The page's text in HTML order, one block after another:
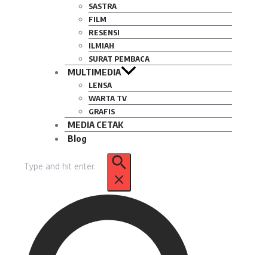
SASTRA
FILM
RESENSI
ILMIAH
SURAT PEMBACA
MULTIMEDIA
LENSA
WARTA TV
GRAFIS
MEDIA CETAK
Blog
untuk: